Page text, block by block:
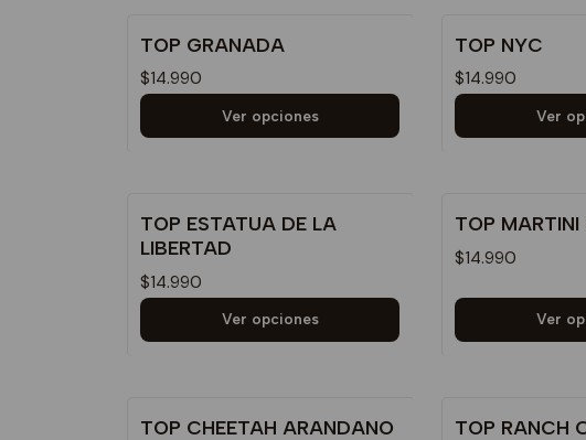
TOP GRANADA
$14.990
Ver opciones
TOP NYC
$14.990
Ver
TOP ESTATUA DE LA
LIBERTAD
$14.990
Ver opciones
TOP MARTINI
$14.990
Ver
TOP CHEETAH ARANDANO TOP RANCH